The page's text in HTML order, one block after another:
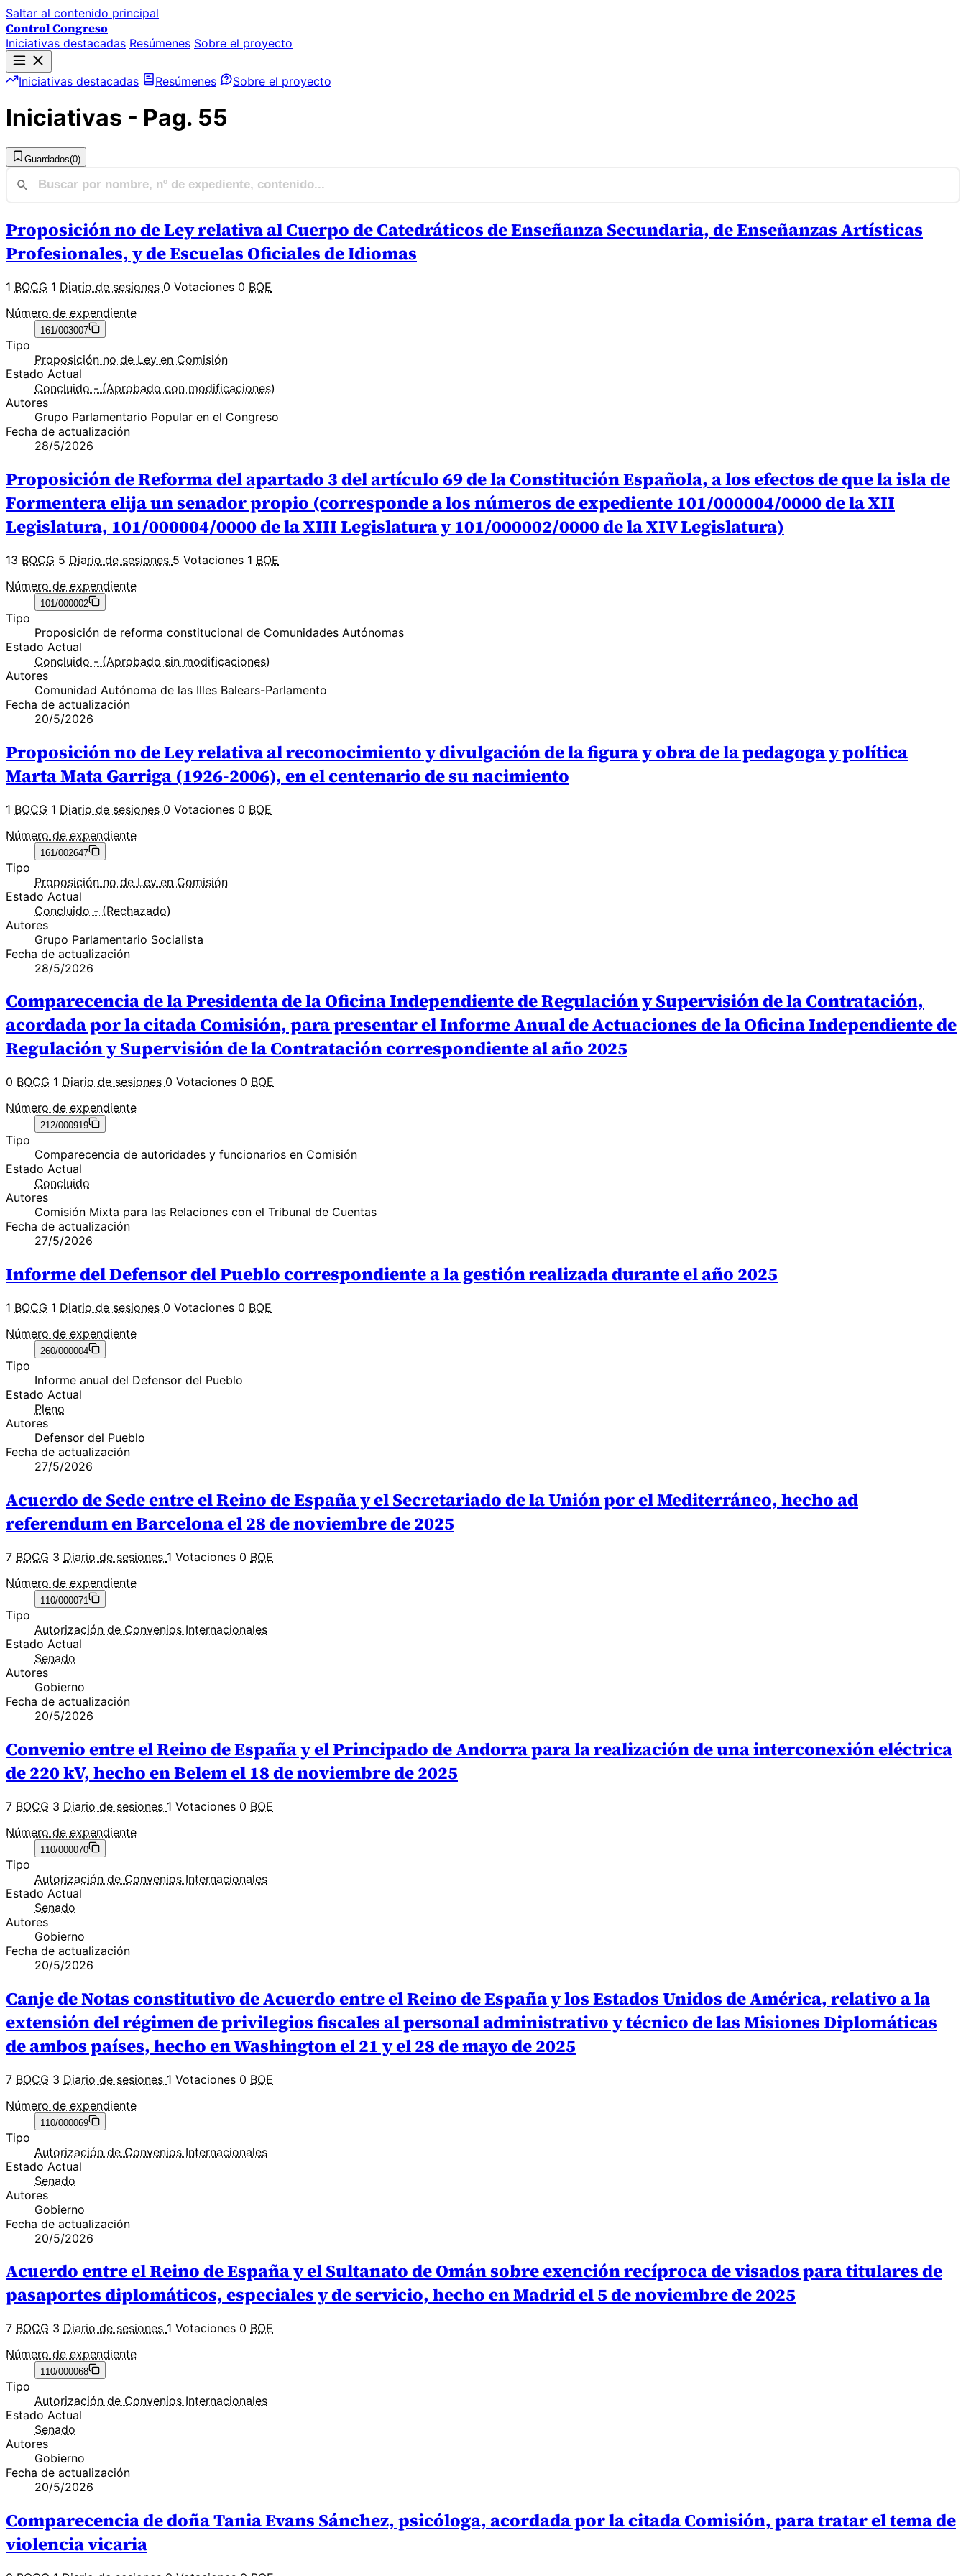
Saltar al contenido principal
Control Congreso
Iniciativas destacadas Resúmenes Sobre el proyecto
Iniciativas destacadas Resúmenes Sobre el proyecto
Iniciativas - Pag. 55
Guardados(0)
Proposición no de Ley relativa al Cuerpo de Catedráticos de Enseñanza Secundaria, de Enseñanzas Artísticas
Profesionales, y de Escuelas Oficiales de Idiomas
1 BOCG 1 Diario de sesiones 0 Votaciones 0 BOE
Número de expendiente
161/003007
Tipo
Proposición no de Ley en Comisión
Estado Actual
Concluido - (Aprobado con modificaciones)
Autores
Grupo Parlamentario Popular en el Congreso
Fecha de actualización
28/5/2026
Proposición de Reforma del apartado 3 del artículo 69 de la Constitución Española, a los efectos de que la isla de
Formentera elija un senador propio (corresponde a los números de expediente 101/000004/0000 de la XII
Legislatura, 101/000004/0000 de la XIII Legislatura y 101/000002/0000 de la XIV Legislatura)
13 BOCG 5 Diario de sesiones 5 Votaciones 1 BOE
Número de expendiente
101/000002
Tipo
Proposición de reforma constitucional de Comunidades Autónomas
Estado Actual
Concluido - (Aprobado sin modificaciones)
Autores
Comunidad Autónoma de las Illes Balears-Parlamento
Fecha de actualización
20/5/2026
Proposición no de Ley relativa al reconocimiento y divulgación de la figura y obra de la pedagoga y política
Marta Mata Garriga (1926-2006), en el centenario de su nacimiento
1 BOCG 1 Diario de sesiones 0 Votaciones 0 BOE
Número de expendiente
161/002647
Tipo
Proposición no de Ley en Comisión
Estado Actual
Concluido - (Rechazado)
Autores
Grupo Parlamentario Socialista
Fecha de actualización
28/5/2026
Comparecencia de la Presidenta de la Oficina Independiente de Regulación y Supervisión de la Contratación,
acordada por la citada Comisión, para presentar el Informe Anual de Actuaciones de la Oficina Independiente de
Regulación y Supervisión de la Contratación correspondiente al año 2025
0 BOCG 1 Diario de sesiones 0 Votaciones 0 BOE
Número de expendiente
212/000919
Tipo
Comparecencia de autoridades y funcionarios en Comisión
Estado Actual
Concluido
Autores
Comisión Mixta para las Relaciones con el Tribunal de Cuentas
Fecha de actualización
27/5/2026
Informe del Defensor del Pueblo correspondiente a la gestión realizada durante el año 2025
1 BOCG 1 Diario de sesiones 0 Votaciones 0 BOE
Número de expendiente
260/000004
Tipo
Informe anual del Defensor del Pueblo
Estado Actual
Pleno
Autores
Defensor del Pueblo
Fecha de actualización
27/5/2026
Acuerdo de Sede entre el Reino de España y el Secretariado de la Unión por el Mediterráneo, hecho ad
referendum en Barcelona el 28 de noviembre de 2025
7 BOCG 3 Diario de sesiones 1 Votaciones 0 BOE
Número de expendiente
110/000071
Tipo
Autorización de Convenios Internacionales
Estado Actual
Senado
Autores
Gobierno
Fecha de actualización
20/5/2026
Convenio entre el Reino de España y el Principado de Andorra para la realización de una interconexión eléctrica
de 220 kV, hecho en Belem el 18 de noviembre de 2025
7 BOCG 3 Diario de sesiones 1 Votaciones 0 BOE
Número de expendiente
110/000070
Tipo
Autorización de Convenios Internacionales
Estado Actual
Senado
Autores
Gobierno
Fecha de actualización
20/5/2026
Canje de Notas constitutivo de Acuerdo entre el Reino de España y los Estados Unidos de América, relativo a la
extensión del régimen de privilegios fiscales al personal administrativo y técnico de las Misiones Diplomáticas
de ambos países, hecho en Washington el 21 y el 28 de mayo de 2025
7 BOCG 3 Diario de sesiones 1 Votaciones 0 BOE
Número de expendiente
110/000069
Tipo
Autorización de Convenios Internacionales
Estado Actual
Senado
Autores
Gobierno
Fecha de actualización
20/5/2026
Acuerdo entre el Reino de España y el Sultanato de Omán sobre exención recíproca de visados para titulares de
pasaportes diplomáticos, especiales y de servicio, hecho en Madrid el 5 de noviembre de 2025
7 BOCG 3 Diario de sesiones 1 Votaciones 0 BOE
Número de expendiente
110/000068
Tipo
Autorización de Convenios Internacionales
Estado Actual
Senado
Autores
Gobierno
Fecha de actualización
20/5/2026
Comparecencia de doña Tania Evans Sánchez, psicóloga, acordada por la citada Comisión, para tratar el tema de
violencia vicaria